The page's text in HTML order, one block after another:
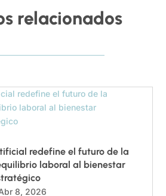
relacionados
redefine el futuro de la
laboral al bienestar
8, 2026